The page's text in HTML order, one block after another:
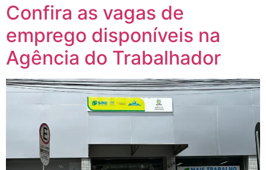
Confira as vagas de
emprego disponíveis na
Agência do Trabalhador